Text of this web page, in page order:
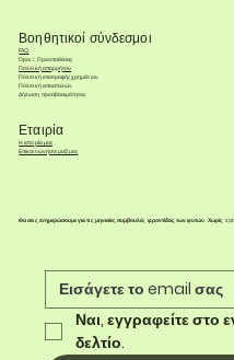
Βοηθητικοί σύνδεσμοι
FAQ
Όροι & Προϋποθέσεις
Πολιτική απορρήτου
Πολιτική επιστροφής χρημάτων
Πολιτική αποστολών
Δήλωση προσβασιμότητας
Εταιρία
Η ιστορία μας
Επικοινωνήστε μαζί μας
Θα σας ενημερώσουμε για τις μηνιαίες συμβουλές φροντίδας των φυτών. Χωρίς
Ναι, εγγραφείτε στο
δελτίο.